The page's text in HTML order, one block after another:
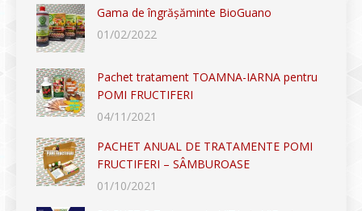
Gama de îngrășăminte BioGuano
01/02/2022
Pachet tratament TOAMNA-IARNA pentru
POMI FRUCTIFERI
04/11/2021
PACHET ANUAL DE TRATAMENTE POMI
FRUCTIFERI – SÂMBUROASE
01/10/2021